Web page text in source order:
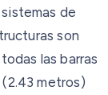
de
son
las barras
metros)